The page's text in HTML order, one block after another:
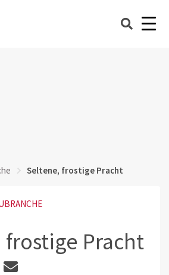
Seltene, frostige Pracht
frostige Pracht